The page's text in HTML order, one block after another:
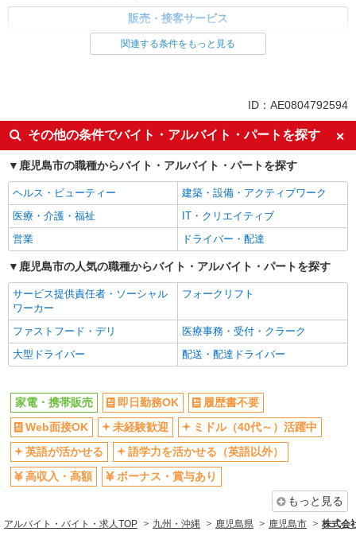
販売・接客サービス
英語が活かせる
ボーナス・賞与あり
日払い
車通勤OK
交通費支給
社会保険あり
社員登用あり
関連する条件をもっと見る
ID：AE0804792594
その他の条件でバイト・アルバイト・パートを探す
鹿児島市の職種からバイト・アルバイト・パートを探す
ヘルス・ビューティー
建築・設備・アクティブワーク
医療・介護・福祉
IT・クリエイティブ
営業
ドライバー・配達
鹿児島市の人気の職種からバイト・アルバイト・パートを探す
サービス提供責任者・ソーシャル
ワーカー
フォークリフト
ファストフード・デリ
医療事務・受付・クラーク
大型ドライバー
配送・配達ドライバー
家電・携帯販売 即日勤務OK
履歴書不要
Web面接OK
未経験歓迎
ミドル（40代～）活躍中
英語が活かせる
語学力を活かせる（英語以外）
高収入・高額
ボーナス・賞与あり
もっと見る
アルバイト・バイト・求人TOP 九州・沖縄 鹿児島県 鹿児島市 株式会